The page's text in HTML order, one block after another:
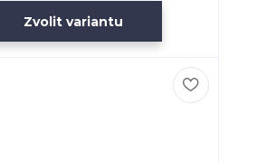
Zvolit variantu